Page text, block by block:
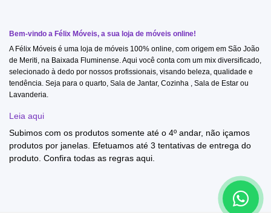
Bem-vindo a Félix Móveis, a sua loja de móveis online!
A Félix Móveis é uma loja de móveis 100% online, com origem em São João
de Meriti, na Baixada Fluminense. Aqui você conta com um mix diversificado,
selecionado à dedo por nossos profissionais, visando beleza, qualidade e
tendência. Seja para o quarto, Sala de Jantar, Cozinha , Sala de Estar ou
Lavanderia.
Leia aqui
Subimos com os produtos somente até o 4º andar, não içamos
produtos por janelas. Efetuamos até 3 tentativas de entrega do
produto. Confira todas as regras aqui.